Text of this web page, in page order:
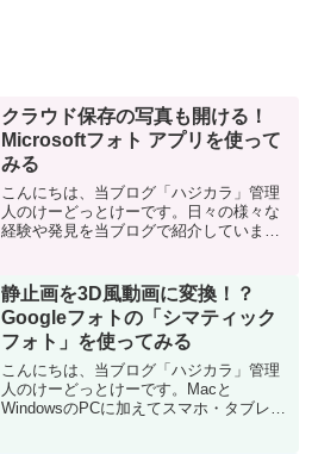
クラウド保存の写真も開ける！
Microsoftフォト アプリを使って
みる
こんにちは、当ブログ「ハジカラ」管理
人のけーどっとけーです。日々の様々な
経験や発見を当ブログで紹介していま
す。今回は、Windows11に標準インスト
ールされている「M...
静止画を3D風動画に変換！？
Googleフォトの「シマティック
フォト」を使ってみる
こんにちは、当ブログ「ハジカラ」管理
人のけーどっとけーです。Macと
WindowsのPCに加えてスマホ・タブレッ